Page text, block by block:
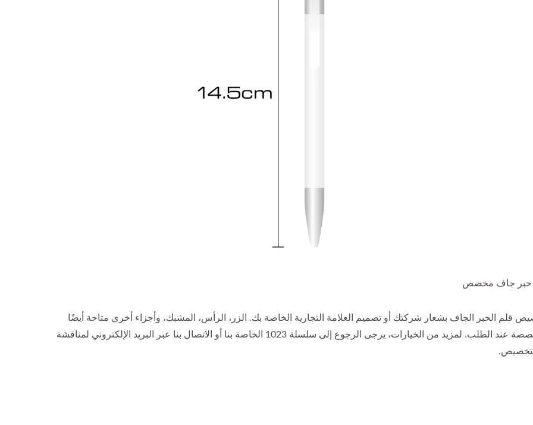
حبر جاف مخصص
قلم الحبر الجاف بشعار شركتك أو تصميم العلامة التجارية الخاصة بك. الزر، الرأس، المشبك، وأجزاء أخرى متاحة أيضًا
بألوان مخصصة عند الطلب. لمزيد من الخيارات، يرجى الرجوع إلى سلسلة 1023 الخاصة بنا أو الاتصال بنا عبر البريد الإلكتروني لمناقشة